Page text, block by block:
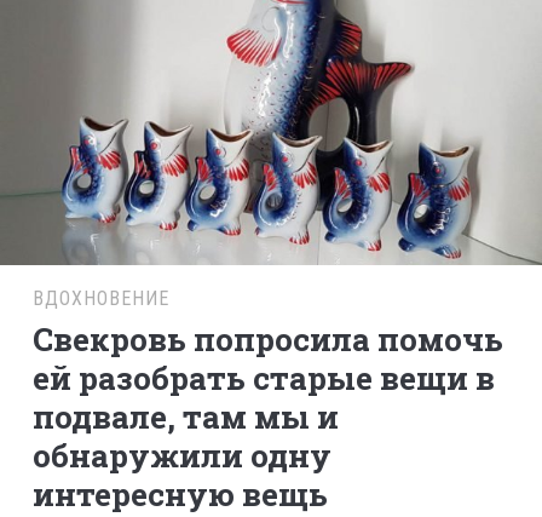
ВДОХНОВЕНИЕ
Свекровь попросила помочь
ей разобрать старые вещи в
подвале, там мы и
обнаружили одну
интересную вещь